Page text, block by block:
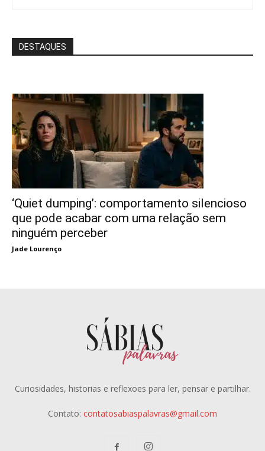
DESTAQUES
‘Quiet dumping’: comportamento silencioso
que pode acabar com uma relação sem
ninguém perceber
Jade Lourenço
Curiosidades, historias e reflexoes para ler, pensar e partilhar.
Contato: contatosabiaspalavras@gmail.com